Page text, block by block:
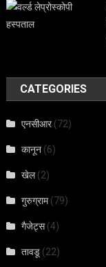
CATEGORIES
एनसीआर(72)
कानून (6)
खेल(2)
गुरुग्राम(79)
गैजेट्स(4)
तावडू (22)